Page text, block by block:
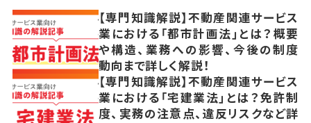
【専門知識解説】不動産関連サービス
業における「都市計画法」とは？概要
や構造、業務への影響、今後の制度
動向まで詳しく解説！
【専門知識解説】不動産関連サービス
業における「宅建業法」とは？免許制
度、実務の注意点、違反リスクなど詳